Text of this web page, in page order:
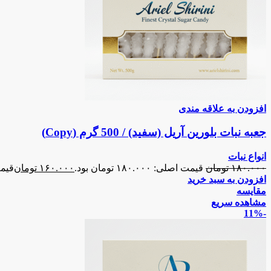
افزودن به علاقه مندی
جعبه نبات بلورین آریل (سفید) / 500 گرم (Copy)
انواع نبات
۱۸۰.۰۰۰ تومان قیمت اصلی: ۱۸۰.۰۰۰ تومان بود. ۱۶۰.۰۰۰ تومانقیمت
افزودن به سبد خرید
مقایسه
مشاهده سریع
-11%